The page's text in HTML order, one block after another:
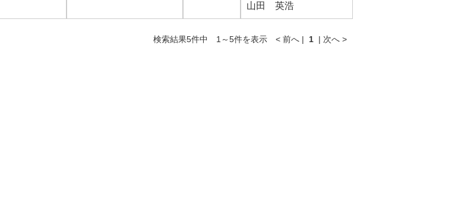
山田 英浩
検索結果5件中 1～5件を表示 < 前へ | 1 | 次へ >